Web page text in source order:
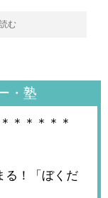
む
・塾
＊＊＊＊＊
る！「ぼくだ